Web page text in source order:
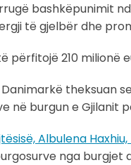
bashkëpunimit
të gjelbër dhe
përfitojë 210 milionë
theksuan
në burgun e Gjilanit
Albulena
nga burgjet